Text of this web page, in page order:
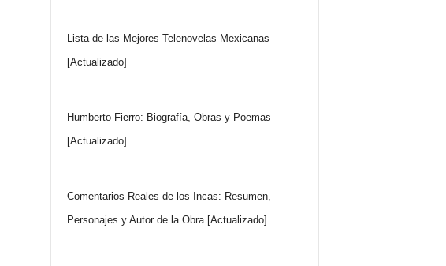
Lista de las Mejores Telenovelas Mexicanas
[Actualizado]
Humberto Fierro: Biografía, Obras y Poemas
[Actualizado]
Comentarios Reales de los Incas: Resumen,
Personajes y Autor de la Obra [Actualizado]